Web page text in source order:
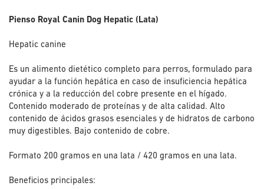
Pienso Royal Canin Dog Hepatic (Lata)
Hepatic canine
Es un alimento dietético completo para perros, formulado para
ayudar a la función hepática en caso de insuficiencia hepática
crónica y a la reducción del cobre presente en el hígado.
Contenido moderado de proteínas y de alta calidad. Alto
contenido de ácidos grasos esenciales y de hidratos de carbono
muy digestibles. Bajo contenido de cobre.
Formato 200 gramos en una lata / 420 gramos en una lata.
Beneficios principales: